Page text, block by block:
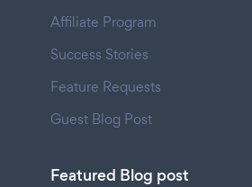
Affiliate Program
Success Stories
Feature Requests
Guest Blog Post
Featured Blog post